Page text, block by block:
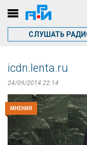
СЛУШАТЬ
icdn.lenta.ru
24/09/2014 22:14
МНЕНИЯ